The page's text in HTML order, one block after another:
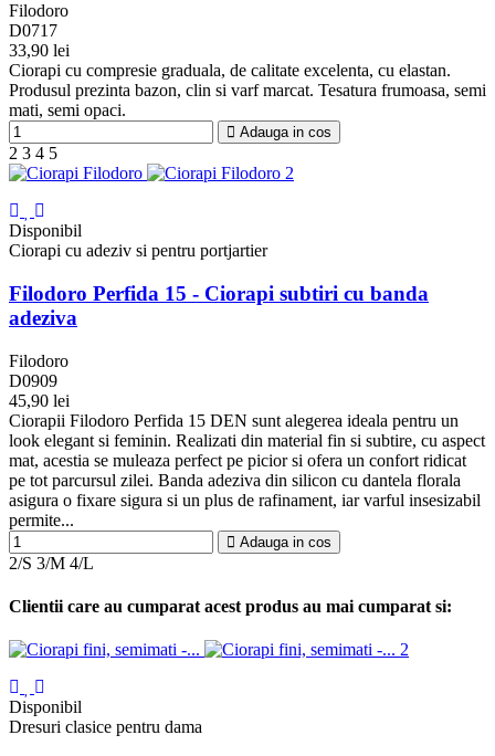
Filodoro
D0717
33,90 lei
Negru
Bleumarin
Glace
Daino
2
Nuage
Visone
Emy
Bronzo
Marilyn
Ciorapi cu compresie graduala, de calitate excelenta, cu elastan.
Produsul prezinta bazon, clin si varf marcat. Tesatura frumoasa, semi
mati, semi opaci.
Adauga in cos
2 3 4 5
Disponibil
Ciorapi cu adeziv si pentru portjartier
Filodoro Perfida 15 - Ciorapi subtiri cu banda
adeziva
Filodoro
D0909
45,90 lei
Negru
Playa
F
Ciorapii Filodoro Perfida 15 DEN sunt alegerea ideala pentru un
look elegant si feminin. Realizati din material fin si subtire, cu aspect
mat, acestia se muleaza perfect pe picior si ofera un confort ridicat
pe tot parcursul zilei. Banda adeziva din silicon cu dantela florala
asigura o fixare sigura si un plus de rafinament, iar varful insesizabil
permite...
Adauga in cos
2/S 3/M 4/L
Clientii care au cumparat acest produs au mai cumparat si:
Disponibil
Dresuri clasice pentru dama